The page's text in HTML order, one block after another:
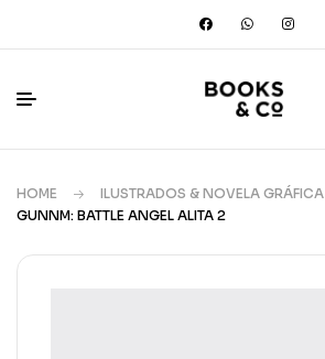
HOME ILUSTRADOS & NOVELA GRÁFICA
GUNNM: BATTLE ANGEL ALITA 2